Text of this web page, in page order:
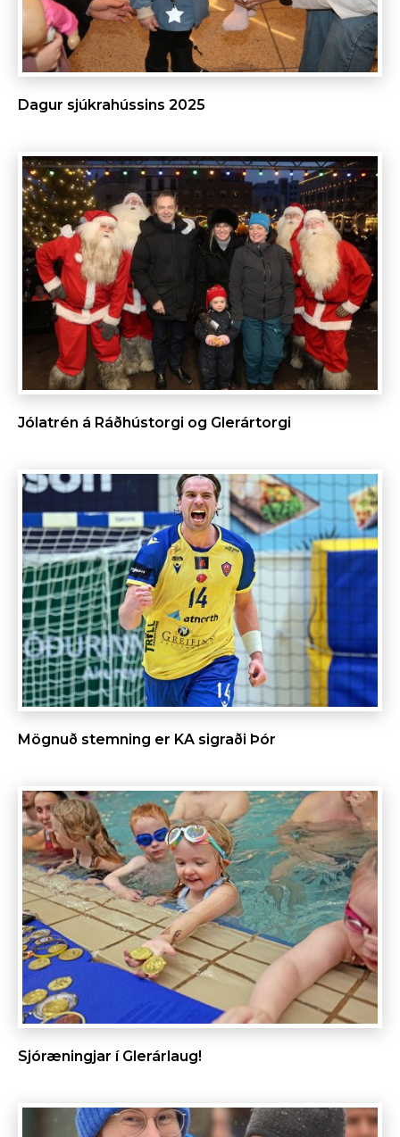
Dagur sjúkrahússins 2025
Jólatrén á Ráðhústorgi og Glerártorgi
Mögnuð stemning er KA sigraði Þór
Sjóræningjar í Glerárlaug!